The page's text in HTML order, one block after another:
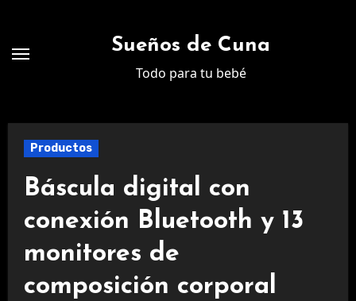
contenido
Sueños de Cuna
Todo para tu bebé
Productos
Báscula digital con
conexión Bluetooth y 13
monitores de
composición corporal